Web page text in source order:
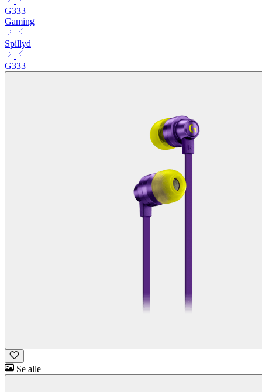
G333
Gaming
Spillyd
G333
Se alle